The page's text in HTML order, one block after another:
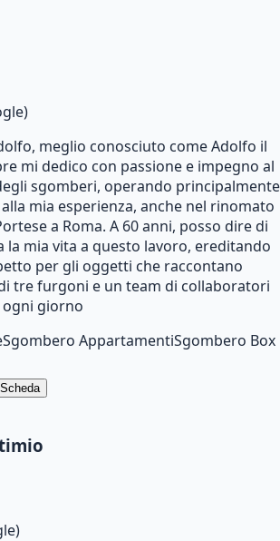
meglio conosciuto come Adolfo il
mi dedico con passione e impegno al
sgomberi, operando principalmente
mia esperienza, anche nel rinomato
a Roma. A 60 anni, posso dire di
la mia vita a questo lavoro, ereditando
per gli oggetti che raccontano
tre furgoni e un team di collaboratori
giorno
Sgombero AppartamentiSgombero Box